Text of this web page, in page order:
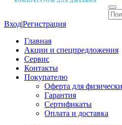
Вход|Регистрация
Главная
Акции и спецпредложения
Сервис
Контакты
Покупателю
Оферта для
Гарантия
Сертификаты
Оплата и доставка